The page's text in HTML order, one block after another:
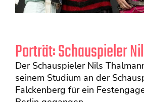
Porträt: Schauspieler
Der Schauspieler Nils
seinem Studium an der
Falckenberg für ein